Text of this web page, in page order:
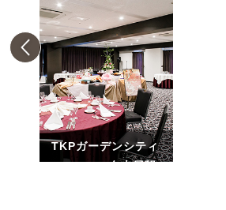
TKPガーデンシティ
PREMIUM名古屋駅